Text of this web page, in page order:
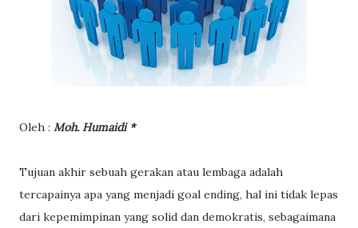
Oleh : Moh. Humaidi *
Tujuan akhir sebuah gerakan atau lembaga adalah
tercapainya apa yang menjadi goal ending, hal ini tidak lepas
dari kepemimpinan yang solid dan demokratis, sebagaimana